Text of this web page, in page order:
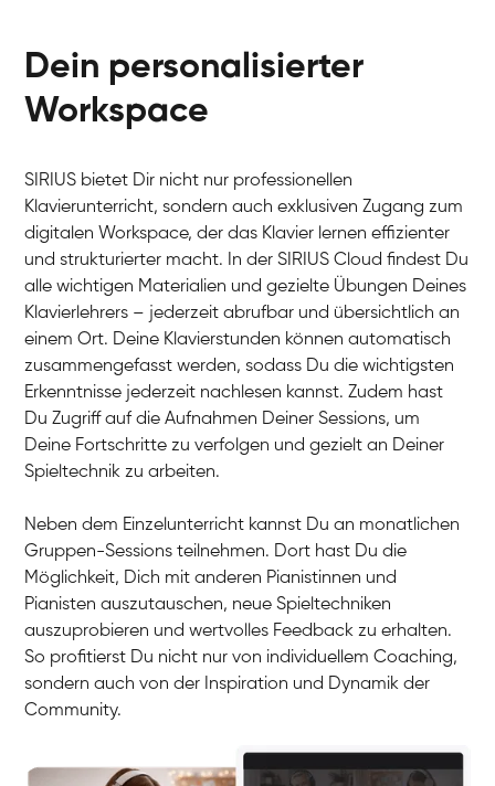
Klavier / Piano / Flügel
Klavier / Piano / Flügel
Hannes
Klavier / Piano / Flügel
Klavier / Piano / Flügel
Dein personalisierter
Workspace
SIRIUS bietet Dir nicht nur professionellen
Klavierunterricht, sondern auch exklusiven Zugang zum
digitalen Workspace, der das Klavier lernen effizienter
und strukturierter macht. In der SIRIUS Cloud findest Du
alle wichtigen Materialien und gezielte Übungen Deines
Klavierlehrers – jederzeit abrufbar und übersichtlich an
einem Ort. Deine Klavierstunden können automatisch
zusammengefasst werden, sodass Du die wichtigsten
Erkenntnisse jederzeit nachlesen kannst. Zudem hast
Du Zugriff auf die Aufnahmen Deiner Sessions, um
Deine Fortschritte zu verfolgen und gezielt an Deiner
Spieltechnik zu arbeiten.
Neben dem Einzelunterricht kannst Du an monatlichen
Gruppen-Sessions teilnehmen. Dort hast Du die
Möglichkeit, Dich mit anderen Pianistinnen und
Pianisten auszutauschen, neue Spieltechniken
auszuprobieren und wertvolles Feedback zu erhalten.
So profitierst Du nicht nur von individuellem Coaching,
sondern auch von der Inspiration und Dynamik der
Community.